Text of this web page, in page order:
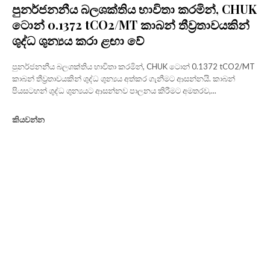
පුනර්ජනනීය බලශක්තිය භාවිතා කරමින්, CHUK
ටොන් 0.1372 tCO2/MT කාබන් තීව්‍රතාවයකින්
ශුද්ධ ශුන්‍යය කරා ළඟා වේ
පුනර්ජනනීය බලශක්තිය භාවිතා කරමින්, CHUK ටොන් 0.1372 tCO2/MT
කාබන් තීව්‍රතාවයකින් ශුද්ධ ශුන්‍යය අත්කර ගැනීමට ආසන්නයි. කාබන්
පියසටහන් ශුද්ධ ශුන්‍යයට ආසන්නව පාලනය කිරීමට අමතරව,...
කියවන්න